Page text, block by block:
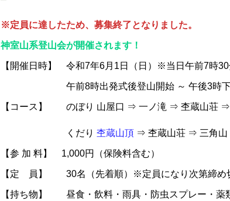
※定員に達したため、募集終了となりました。
神室山系登山会が開催されます！
【開催日時】 令和7年6月1日（日）※当日午前7時
午前8時出発式後登山開始 ～ 午後3時下山完
【コース】 のぼり 山屋口 ⇒ 一ノ滝 ⇒ 杢蔵山荘 ⇒
くだり 杢蔵山頂 ⇒ 杢蔵山荘 ⇒ 三角山
【参 加 料】 1,000円（保険料含む）
【定 員】 30名（先着順）※定員になり次第締め
【持ち物】 昼食・飲料・雨具・防虫スプレー・薬